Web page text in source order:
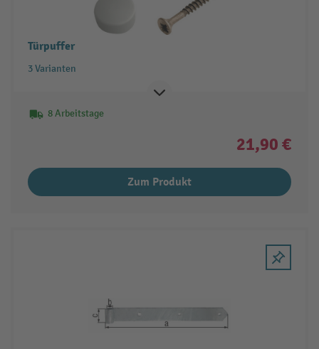
Türpuffer
3 Varianten
8 Arbeitstage
21,90 €
Zum Produkt